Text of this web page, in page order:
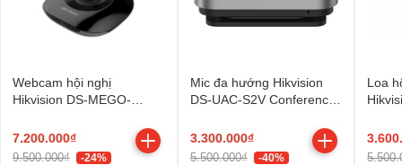
Webcam hội nghị
Hikvision DS-MEGO-
7.200.000₫
9.500.000₫ -24%
Mic đa hướng Hikvision
DS-UAC-S2V Conference
3.300.000₫
5.500.000₫ -40%
Loa